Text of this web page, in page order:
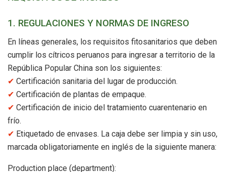
1. REGULACIONES Y NORMAS DE INGRESO
En líneas generales, los requisitos fitosanitarios que deben
cumplir los cítricos peruanos para ingresar a territorio de la
República Popular China son los siguientes:
✔︎ Certificación sanitaria del lugar de producción.
✔︎ Certificación de plantas de empaque.
✔︎ Certificación de inicio del tratamiento cuarentenario en
frío.
✔︎ Etiquetado de envases. La caja debe ser limpia y sin uso,
marcada obligatoriamente en inglés de la siguiente manera:
Production place (department):